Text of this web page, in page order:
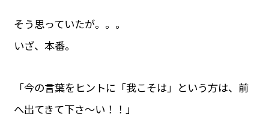
そう思っていたが。。。
いざ、本番。
「今の言葉をヒントに「我こそは」という方は、前
へ出てきて下さ〜い！！」